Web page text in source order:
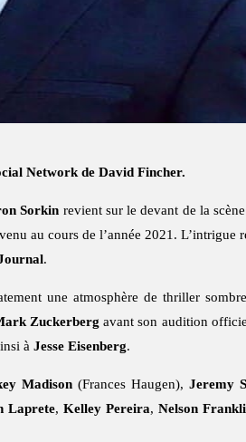
Network de David Fincher.
Sorkin revient sur le devant de la
au cours de l’année 2021.
.
une atmosphère de thriller
Zuckerberg avant son audition
à Jesse Eisenberg.
Madison (Frances Haugen),Jeremy
Laprete,Kelley Pereira, Nelson